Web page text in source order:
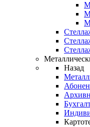
Назад